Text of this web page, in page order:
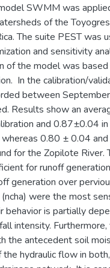
SWMM was
of the
The suite PEST was
and sensitivity
of the model was
In the calibration/
between
Results show an
and 0.87±0.04
whereas 0.80 ± 0.04
for the Zopilote River.
for runoff
generation over
were the most
behavior is partially
intensity.
the antecedent soil
hydraulic flow in